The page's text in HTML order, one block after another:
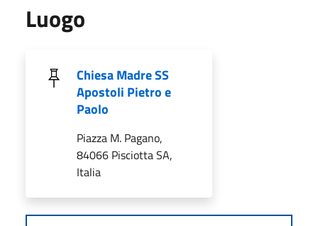
Luogo
Chiesa Madre SS
Apostoli Pietro e
Paolo
Piazza M. Pagano,
84066 Pisciotta SA,
Italia